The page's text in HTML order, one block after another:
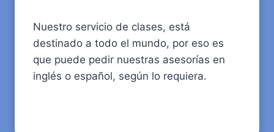
Nuestro servicio de clases, está
destinado a todo el mundo, por eso es
que puede pedir nuestras asesorías en
inglés o español, según lo requiera.